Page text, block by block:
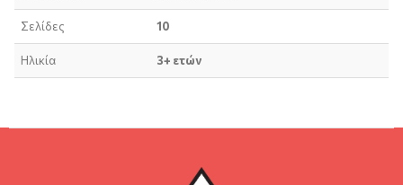
Σελίδες 10
Ηλικία 3+ ετών